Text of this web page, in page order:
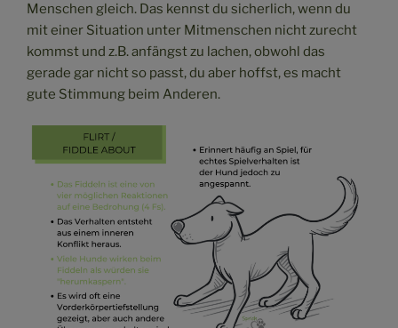
Menschen gleich. Das kennst du sicherlich, wenn du
mit einer Situation unter Mitmenschen nicht zurecht
kommst und z.B. anfängst zu lachen, obwohl das
gerade gar nicht so passt, du aber hoffst, es macht
gute Stimmung beim Anderen.